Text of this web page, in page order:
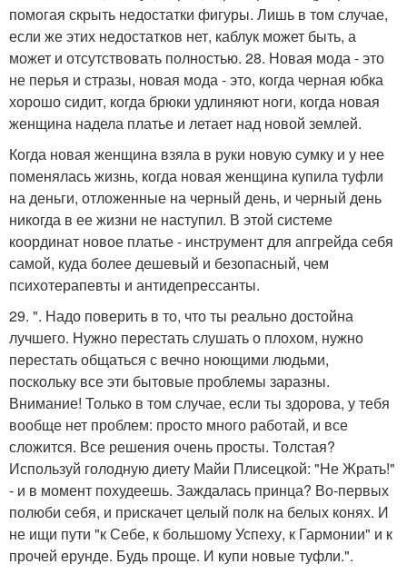
помогая скрыть недостатки фигуры. Лишь в том случае,
если же этих недостатков нет, каблук может быть, а
может и отсутствовать полностью. 28. Новая мода - это
не перья и стразы, новая мода - это, когда черная юбка
хорошо сидит, когда брюки удлиняют ноги, когда новая
женщина надела платье и летает над новой землей.
Когда новая женщина взяла в руки новую сумку и у нее
поменялась жизнь, когда новая женщина купила туфли
на деньги, отложенные на черный день, и черный день
никогда в ее жизни не наступил. В этой системе
координат новое платье - инструмент для апгрейда себя
самой, куда более дешевый и безопасный, чем
психотерапевты и антидепрессанты.
29. ". Надо поверить в то, что ты реально достойна
лучшего. Нужно перестать слушать о плохом, нужно
перестать общаться с вечно ноющими людьми,
поскольку все эти бытовые проблемы заразны.
Внимание! Только в том случае, если ты здорова, у тебя
вообще нет проблем: просто много работай, и все
сложится. Все решения очень просты. Толстая?
Используй голодную диету Майи Плисецкой: "Не Жрать!"
- и в момент похудеешь. Заждалась принца? Во-первых
полюби себя, и прискачет целый полк на белых конях. И
не ищи пути "к Себе, к большому Успеху, к Гармонии" и к
прочей ерунде. Будь проще. И купи новые туфли.".